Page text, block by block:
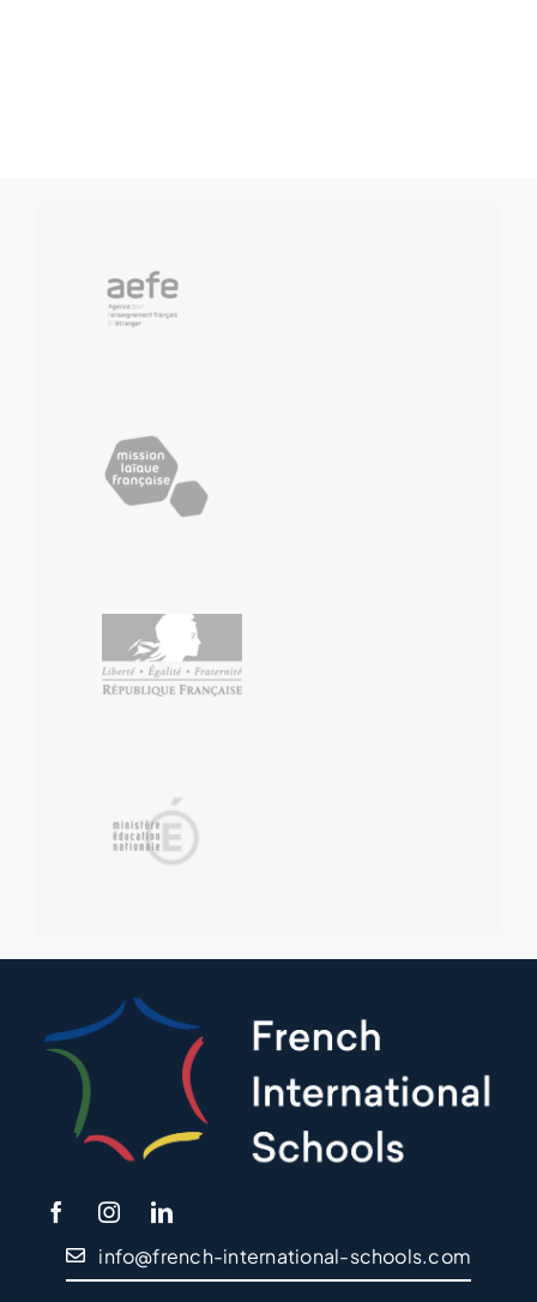
info@french-international-schools.com